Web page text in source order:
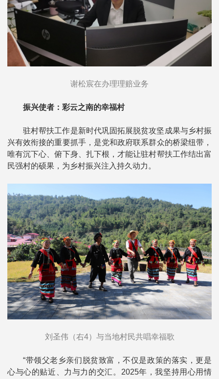
谢松宸在办理理赔业务
振兴使者：彩云之南的幸福村
驻村帮扶工作是新时代巩固拓展脱贫攻坚成果与乡村振
兴有效衔接的重要抓手，是党和政府联系群众的桥梁纽带，
唯有沉下心、俯下身、扎下根，才能让驻村帮扶工作结出富
民强村的硕果，为乡村振兴注入持久动力。
刘圣伟（右4）与当地村民共唱幸福歌
“带领父老乡亲们脱贫致富，不仅是政策的落实，更是
心与心的贴近、力与力的交汇。2025年，我坚持用心用情